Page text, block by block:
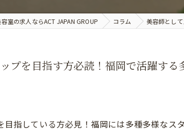
室の求人ならACT JAPAN GROUP コラム 美容師とし
プを目指す方必読！福岡で活躍す
指している方必見！福岡には多種多様なス